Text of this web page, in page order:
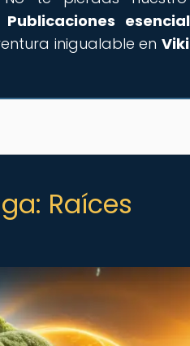
inigualable en
Raíces